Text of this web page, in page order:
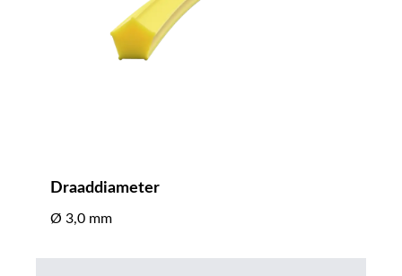
Draaddiameter
Ø 3,0 mm